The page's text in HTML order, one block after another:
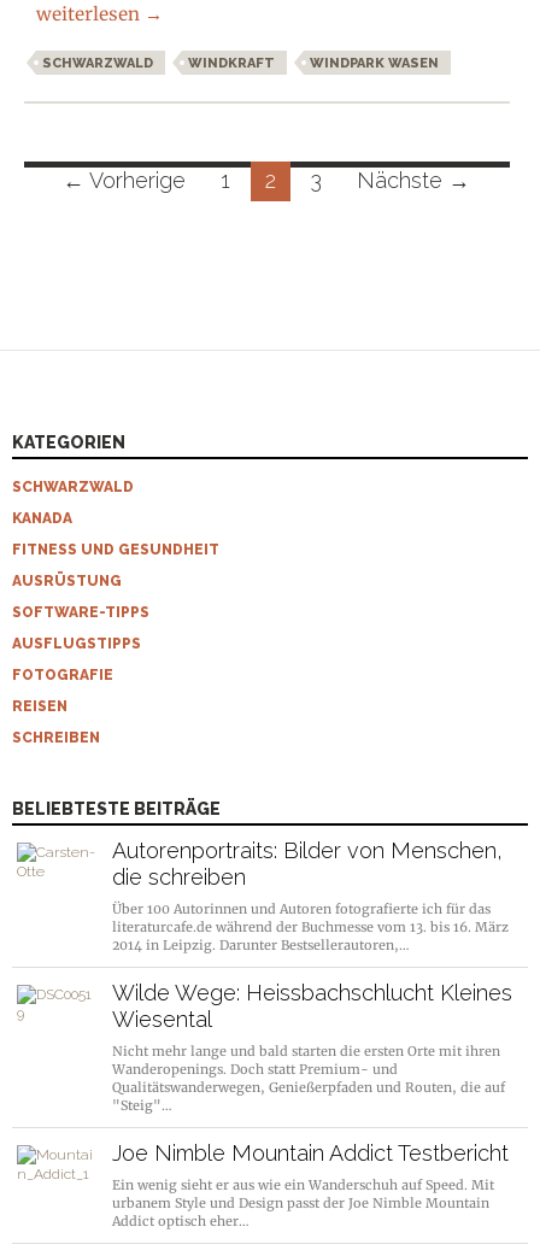
Windpark Wasen – Am Wasen weht kein Wind
weiterlesen →
SCHWARZWALD WINDKRAFT WINDPARK WASEN
Beitragsnavigation
← Vorherige 1 2 3 Nächste →
KATEGORIEN
SCHWARZWALD
KANADA
FITNESS UND GESUNDHEIT
AUSRÜSTUNG
SOFTWARE-TIPPS
AUSFLUGSTIPPS
FOTOGRAFIE
REISEN
SCHREIBEN
BELIEBTESTE BEITRÄGE
Autorenportraits: Bilder von Menschen,
die schreiben
Über 100 Autorinnen und Autoren fotografierte ich für das
literaturcafe.de während der Buchmesse vom 13. bis 16. März
2014 in Leipzig. Darunter Bestsellerautoren,…
Wilde Wege: Heissbachschlucht Kleines
Wiesental
Nicht mehr lange und bald starten die ersten Orte mit ihren
Wanderopenings. Doch statt Premium- und
Qualitätswanderwegen, Genießerpfaden und Routen, die auf
"Steig"…
Joe Nimble Mountain Addict Testbericht
Ein wenig sieht er aus wie ein Wanderschuh auf Speed. Mit
urbanem Style und Design passt der Joe Nimble Mountain
Addict optisch eher…